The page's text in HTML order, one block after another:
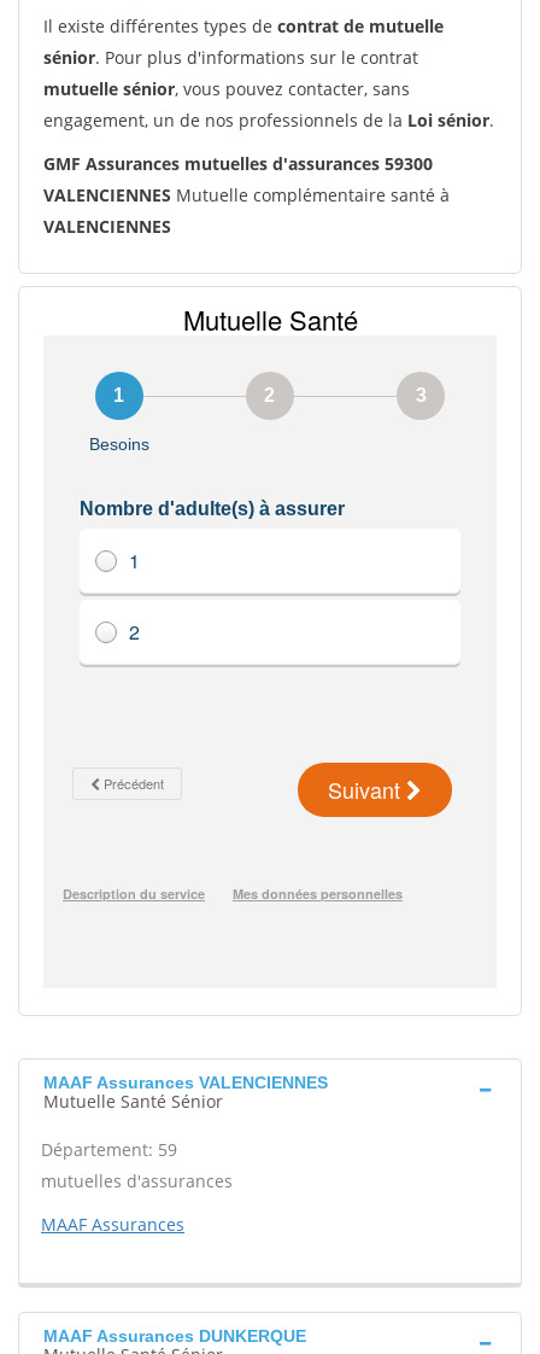
Il existe différentes types de contrat de mutuelle
sénior. Pour plus d'informations sur le contrat
mutuelle sénior, vous pouvez contacter, sans
engagement, un de nos professionnels de la Loi sénior.
GMF Assurances mutuelles d'assurances 59300
VALENCIENNES Mutuelle complémentaire santé à
VALENCIENNES
MAAF Assurances VALENCIENNES
Mutuelle Santé Sénior
Département: 59
mutuelles d'assurances
MAAF Assurances
MAAF Assurances DUNKERQUE